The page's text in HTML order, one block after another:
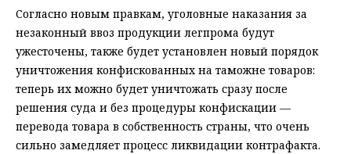
Согласно новым правкам, уголовные наказания за
незаконный ввоз продукции легпрома будут
ужесточены, также будет установлен новый порядок
уничтожения конфискованных на таможне товаров:
теперь их можно будет уничтожать сразу после
решения суда и без процедуры конфискации —
перевода товара в собственность страны, что очень
сильно замедляет процесс ликвидации контрафакта.